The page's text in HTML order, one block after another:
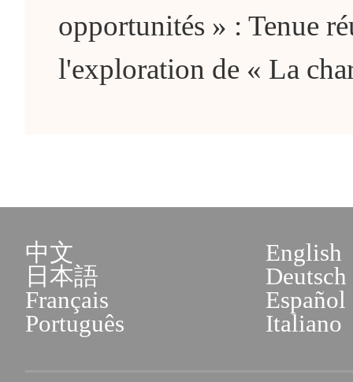
opportunités » : Tenue
l'exploration de « La
中文
English
日本語
Deutsch
Français
Español
Português
Italiano